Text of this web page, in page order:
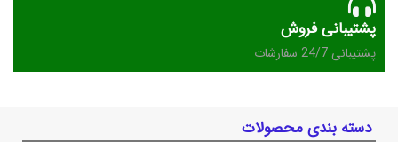
پشتیبانی فروش
پشتیبانی 24/7 سفارشات
دسته بندی محصولات